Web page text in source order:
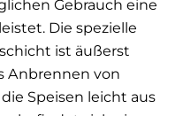
Gebrauch eine
Die spezielle
ist äußerst
Anbrennen von
Speisen leicht aus